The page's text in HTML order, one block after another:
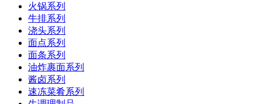
火锅系列
牛排系列
浇头系列
面点系列
面条系列
油炸裹面系列
酱卤系列
速冻菜肴系列